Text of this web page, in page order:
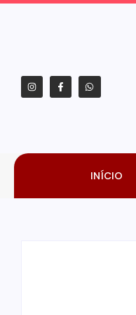
INÍCIO